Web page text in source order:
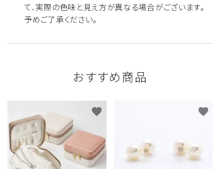
て、実際の色味と見え方が異なる場合がございます。
予めご了承ください。
おすすめ商品
favorite favorite